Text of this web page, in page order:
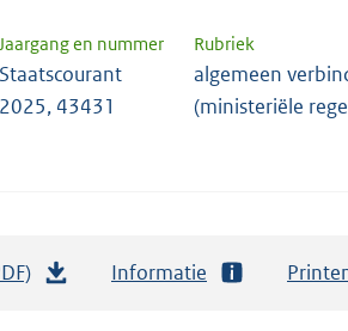
Jaargang en nummer Rubriek
Staatscourant
2025, 43431
algemeen
(ministeriële
Informatie